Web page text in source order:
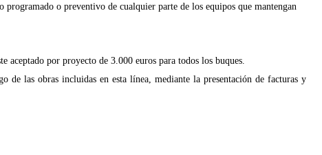
o preventivo de cualquier parte de los equipos que mantengan
aceptado por proyecto de 3.000 euros para todos los buques.
de las obras incluidas en esta línea, mediante la presentación de facturas y